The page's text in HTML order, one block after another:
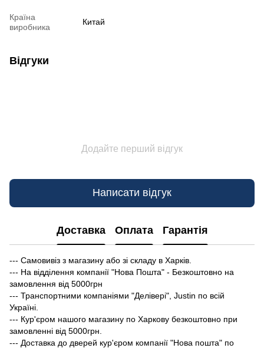
Країна
виробника
Китай
Відгуки
Додайте перший відгук
Написати відгук
Доставка Оплата Гарантія
--- Самовивіз з магазину або зі складу в Харків.
--- На відділення компанії "Нова Пошта" - Безкоштовно на
замовлення від 5000грн
--- Транспортними компаніями "Делівері", Justin по всій
Україні.
--- Кур'єром нашого магазину по Харкову безкоштовно при
замовленні від 5000грн.
--- Доставка до дверей кур'єром компанії "Нова пошта" по